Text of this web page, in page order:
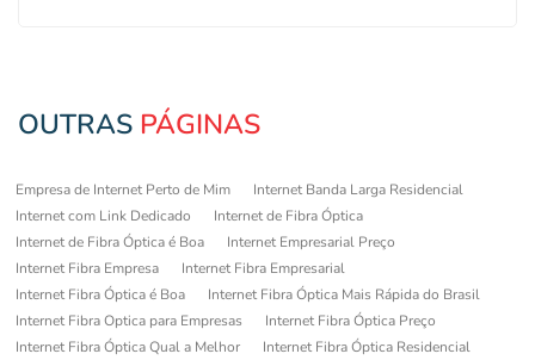
OUTRAS PÁGINAS
Empresa de Internet Perto de Mim
Internet Banda Larga Residencial
Internet com Link Dedicado
Internet de Fibra Óptica
Internet de Fibra Óptica é Boa
Internet Empresarial Preço
Internet Fibra Empresa
Internet Fibra Empresarial
Internet Fibra Óptica é Boa
Internet Fibra Óptica Mais Rápida do Brasil
Internet Fibra Optica para Empresas
Internet Fibra Óptica Preço
Internet Fibra Óptica Qual a Melhor
Internet Fibra Óptica Residencial